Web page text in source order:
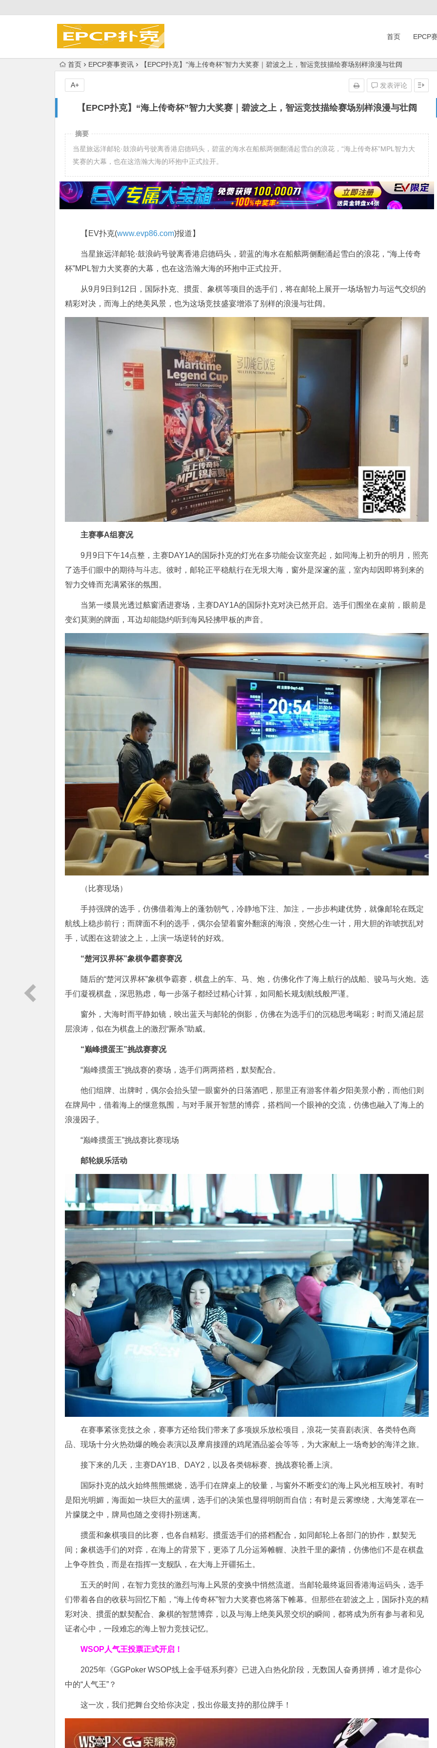
首页 EPCP
首页 EPCP赛事资讯 【EPCP扑克】“海上传奇杯”智力大奖赛｜碧波之上，智运竞技描绘赛场别样浪漫与壮阔
【EPCP扑克】“海上传奇杯”智力大奖赛｜碧波之上，智运竞技描绘赛场别样浪漫与壮阔
发表评论
A+
摘要
当星旅远洋邮轮·鼓浪屿号驶离香港启德码头，碧蓝的海水在船舷两侧翻涌起雪白的浪花，“海上传奇杯”MPL智力大
奖赛的大幕，也在这浩瀚大海的环抱中正式拉开。
【EV扑克(www.evp86.com)报道】
当星旅远洋邮轮·鼓浪屿号驶离香港启德码头，碧蓝的海水在船舷两侧翻涌起雪白的浪花，“海上传奇
杯”MPL智力大奖赛的大幕，也在这浩瀚大海的环抱中正式拉开。
从9月9日到12日，国际扑克、掼蛋、象棋等项目的选手们，将在邮轮上展开一场场智力与运气交织的
精彩对决，而海上的绝美风景，也为这场竞技盛宴增添了别样的浪漫与壮阔。
主赛事A组赛况
9月9日下午14点整，主赛DAY1A的国际扑克的灯光在多功能会议室亮起，如同海上初升的明月，照亮
了选手们眼中的期待与斗志。彼时，邮轮正平稳航行在无垠大海，窗外是深邃的蓝，室内却因即将到来的
智力交锋而充满紧张的氛围。
当第一缕晨光透过舷窗洒进赛场，主赛DAY1A的国际扑克对决已然开启。选手们围坐在桌前，眼前是
变幻莫测的牌面，耳边却能隐约听到海风轻拂甲板的声音。
（比赛现场）
手持强牌的选手，仿佛借着海上的蓬勃朝气，冷静地下注、加注，一步步构建优势，就像邮轮在既定
航线上稳步前行；而牌面不利的选手，偶尔会望着窗外翻滚的海浪，突然心生一计，用大胆的诈唬扰乱对
手，试图在这碧波之上，上演一场逆转的好戏。
“楚河汉界杯”象棋争霸赛赛况
随后的“楚河汉界杯”象棋争霸赛，棋盘上的车、马、炮，仿佛化作了海上航行的战船、骏马与火炮。选
手们凝视棋盘，深思熟虑，每一步落子都经过精心计算，如同船长规划航线般严谨。
窗外，大海时而平静如镜，映出蓝天与邮轮的倒影，仿佛在为选手们的沉稳思考喝彩；时而又涌起层
层浪涛，似在为棋盘上的激烈“厮杀”助威。
“巅峰掼蛋王”挑战赛赛况
“巅峰掼蛋王”挑战赛的赛场，选手们两两搭档，默契配合。
他们组牌、出牌时，偶尔会抬头望一眼窗外的日落酒吧，那里正有游客伴着夕阳美景小酌，而他们则
在牌局中，借着海上的惬意氛围，与对手展开智慧的博弈，搭档间一个眼神的交流，仿佛也融入了海上的
浪漫因子。
“巅峰掼蛋王”挑战赛比赛现场
邮轮娱乐活动
在赛事紧张竞技之余，赛事方还给我们带来了多项娱乐放松项目，浪花一笑喜剧表演、各类特色商
品、现场十分火热劲爆的晚会表演以及摩肩接踵的鸡尾酒品鉴会等等，为大家献上一场奇妙的海洋之旅。
接下来的几天，主赛DAY1B、DAY2，以及各类锦标赛、挑战赛轮番上演。
国际扑克的战火始终熊熊燃烧，选手们在牌桌上的较量，与窗外不断变幻的海上风光相互映衬。有时
是阳光明媚，海面如一块巨大的蓝绸，选手们的决策也显得明朗而自信；有时是云雾缭绕，大海笼罩在一
片朦胧之中，牌局也随之变得扑朔迷离。
掼蛋和象棋项目的比赛，也各自精彩。掼蛋选手们的搭档配合，如同邮轮上各部门的协作，默契无
间；象棋选手们的对弈，在海上的背景下，更添了几分运筹帷幄、决胜千里的豪情，仿佛他们不是在棋盘
上争夺胜负，而是在指挥一支舰队，在大海上开疆拓土。
五天的时间，在智力竞技的激烈与海上风景的变换中悄然流逝。当邮轮最终返回香港海运码头，选手
们带着各自的收获与回忆下船，“海上传奇杯”智力大奖赛也将落下帷幕。但那些在碧波之上，国际扑克的精
彩对决、掼蛋的默契配合、象棋的智慧博弈，以及与海上绝美风景交织的瞬间，都将成为所有参与者和见
证者心中，一段难忘的海上智力竞技记忆。
WSOP人气王投票正式开启！
2025年《GGPoker WSOP线上金手链系列赛》已进入白热化阶段，无数国人奋勇拼搏，谁才是你心
中的“人气王”？
这一次，我们把舞台交给你决定，投出你最支持的那位牌手！